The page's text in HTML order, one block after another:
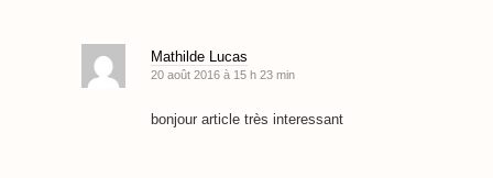
Mathilde Lucas
20 août 2016 à 15 h 23 min
bonjour article très interessant